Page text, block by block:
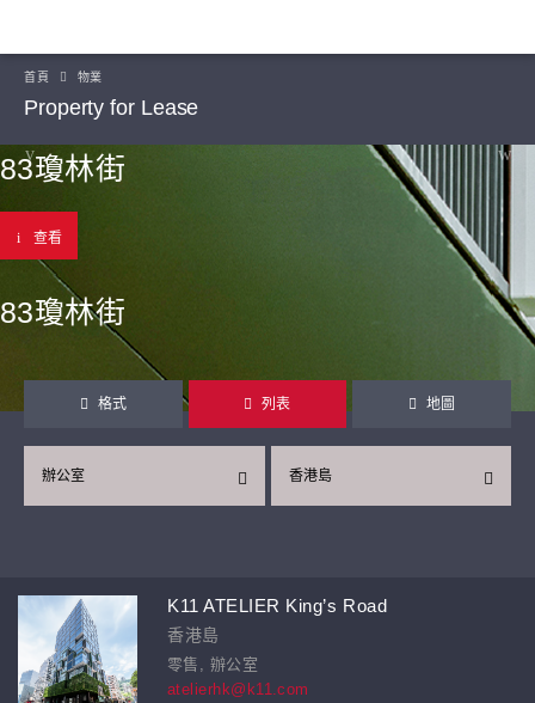
首頁 物業
Property for Lease
83瓊林街
查看
83瓊林街
格式 列表 地圖
香港島
辦公室
K11 ATELIER King’s Road
香港島
零售, 辦公室
atelierhk@k11.com